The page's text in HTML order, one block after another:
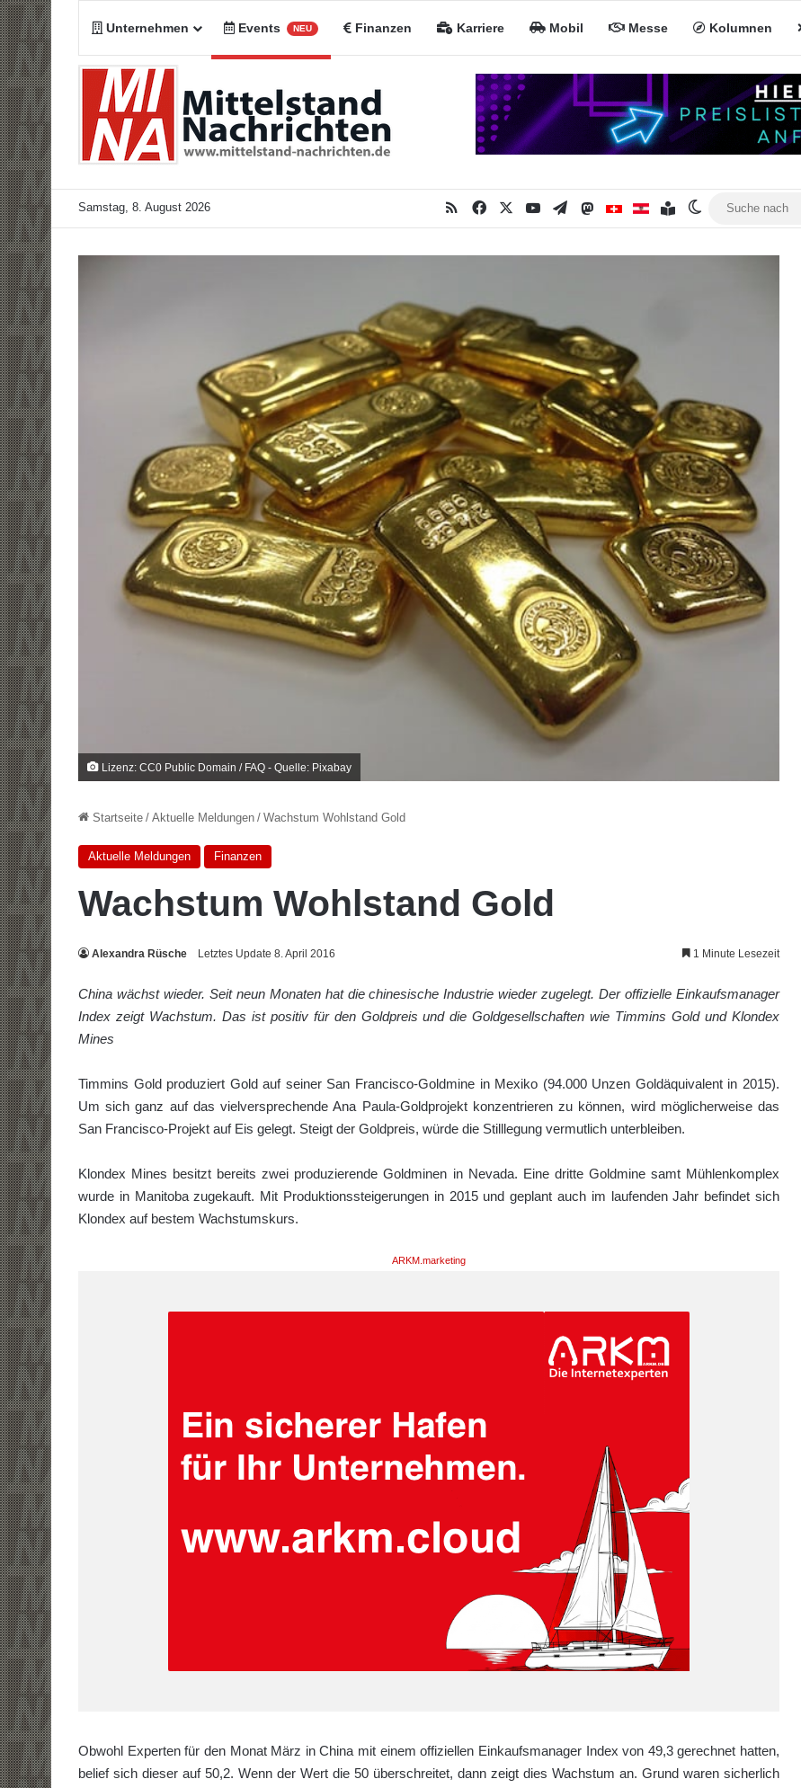
Unternehmen Events NEU Finanzen Karriere Mobil Messe Kolumnen
Samstag, 8. August 2026 RSSFacebookYouTubeTelegramMastodonMiNa CHMiNa AT
Inhaltsverzeichnis
Skin umschalten
Lizenz: CC0 Public Domain / FAQ - Quelle: Pixabay
Startseite / Aktuelle Meldungen / Wachstum Wohlstand Gold
Aktuelle Meldungen Finanzen
Wachstum Wohlstand Gold
Alexandra Rüsche Letztes Update 8. April 2016 1 Minute Lesezeit
China wächst wieder. Seit neun Monaten hat die chinesische Industrie wieder zugelegt. Der offizielle Einkaufsmanager
Index zeigt Wachstum. Das ist positiv für den Goldpreis und die Goldgesellschaften wie Timmins Gold und Klondex
Mines
Timmins Gold produziert Gold auf seiner San Francisco-Goldmine in Mexiko (94.000 Unzen Goldäquivalent in 2015).
Um sich ganz auf das vielversprechende Ana Paula-Goldprojekt konzentrieren zu können, wird möglicherweise das
San Francisco-Projekt auf Eis gelegt. Steigt der Goldpreis, würde die Stilllegung vermutlich unterbleiben.
Klondex Mines besitzt bereits zwei produzierende Goldminen in Nevada. Eine dritte Goldmine samt Mühlenkomplex
wurde in Manitoba zugekauft. Mit Produktionssteigerungen in 2015 und geplant auch im laufenden Jahr befindet sich
Klondex auf bestem Wachstumskurs.
ARKM.marketing
Obwohl Experten für den Monat März in China mit einem offiziellen Einkaufsmanager Index von 49,3 gerechnet hatten,
belief sich dieser auf 50,2. Wenn der Wert die 50 überschreitet, dann zeigt dies Wachstum an. Grund waren sicherlich